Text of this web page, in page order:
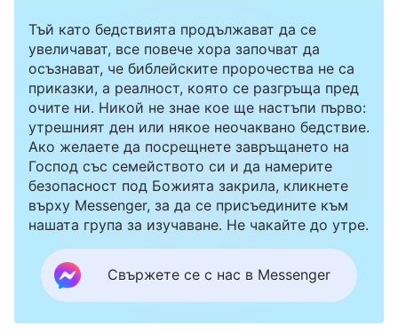
да може да изкара 100 точки на тестовете си
възможно най-скоро.
През юни 2021 г. дъщеря ми беше във втори
клас и оценките ѝ непрекъснато се
влошаваха, затова ѝ се скарах, като казах:
„Защо оценките ти от тестовете продължават
да вървят надолу?“. Също така я обвиних, че
учи и понякога, когато не ме слушаше, я
удрях. Дъщеря ми се страхуваше всеки път,
когато ме видеше, и понеже не смееше да ми
Тъй като бедствията продължават да се
увеличават, все повече хора започват да
осъзнават, че библейските пророчества не са
приказки, а реалност, която се разгръща пред
очите ни. Никой не знае кое ще настъпи първо:
утрешният ден или някое неочаквано бедствие.
Ако желаете да посрещнете завръщането на
Господ със семейството си и да намерите
безопасност под Божията закрила, кликнете
върху Messenger, за да се присъедините към
нашата група за изучаване. Не чакайте до утре.
Свържете се с нас в Messenger